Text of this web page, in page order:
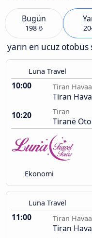
Bugün
198 ₺
yarın en ucuz otobüs
Luna Travel
10:00 Tiran
Tiran
10:20
Tiran
Tiranë
Ekonomi
Luna Travel
11:00 Tiran
Tiran